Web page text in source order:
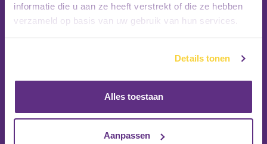
informatie die u aan ze heeft verstrekt of die ze hebben
verzameld op basis van uw gebruik van hun services.
Details tonen
Alles toestaan
Aanpassen